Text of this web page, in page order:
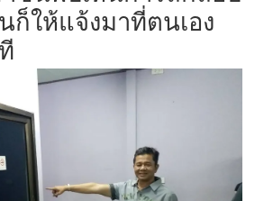
ก็ให้แจ้งมาที่ตนเอง